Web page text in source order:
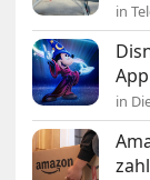
in
App
in